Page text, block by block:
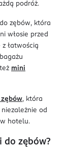
podróż.
zębów, która
włosie przed
łatwością
mini
, która
od
hotelu.
do zębów?